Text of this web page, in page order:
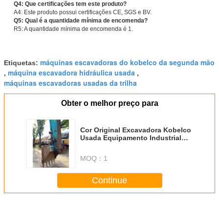
Q4: Que certificações tem este produto?
A4: Este produto possui certificações CE, SGS e BV.
Q5: Qual é a quantidade mínima de encomenda?
R5: A quantidade mínima de encomenda é 1.
Etiquetas: máquinas escavadoras do kobelco da segunda mão
, máquina escavadora hidráulica usada ,
máquinas escavadoras usadas da trilha
Obter o melhor preço para
Cor Original Excavadora Kobelco
Usada Equipamento Industrial
MOQ： 1
Continue